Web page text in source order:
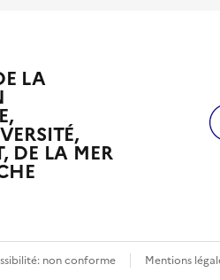
LA
DE LA MER
non conforme Mentions